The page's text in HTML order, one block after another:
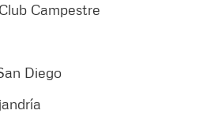
Campestre
Diego